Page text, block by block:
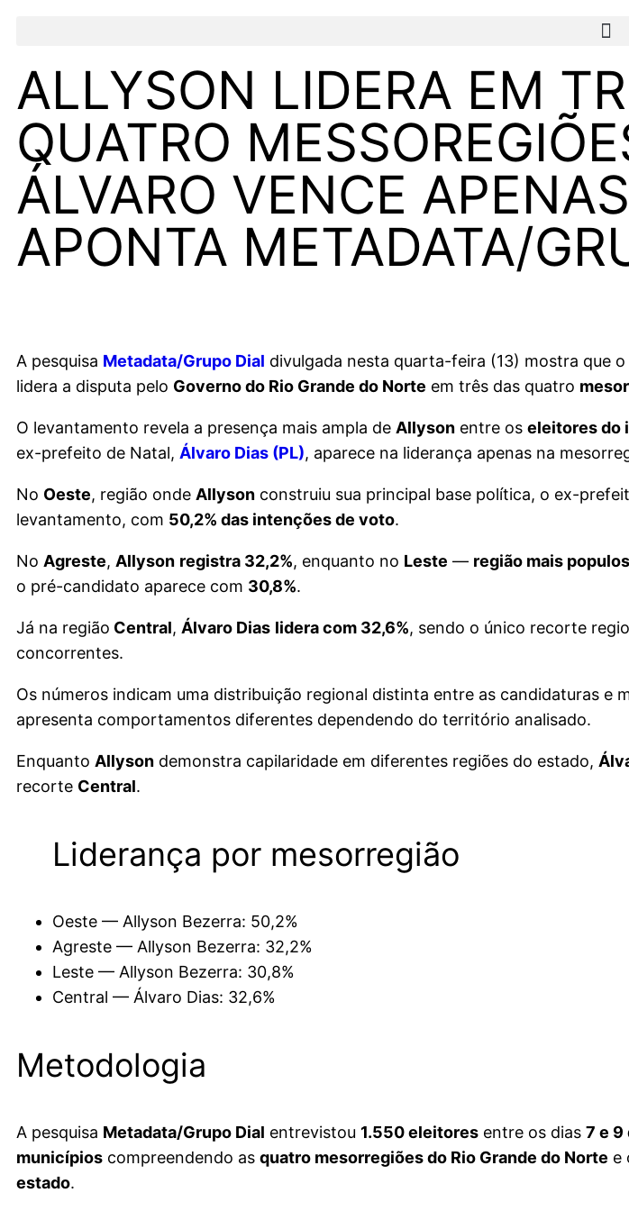
ALLYSON LIDERA EM
QUATRO
ÁLVARO VENCE
APONTA METADATA/
A pesquisa Metadata/Grupo Dial divulgada nesta quarta-feira (13) mostra que
lidera a disputa pelo Governo do Rio Grande do Norte em três das quatro
O levantamento revela a presença mais ampla de Allyson entre os eleitores do
ex-prefeito de Natal, Álvaro Dias (PL), aparece na liderança apenas na
No Oeste, região onde Allyson construiu sua principal base política, o ex-
levantamento, com 50,2% das intenções de voto.
No Agreste, Allyson registra 32,2%, enquanto no Leste — região mais
o pré-candidato aparece com 30,8%.
Já na região Central, Álvaro Dias lidera com 32,6%, sendo o único recorte
concorrentes.
Os números indicam uma distribuição regional distinta entre as candidaturas e
apresenta comportamentos diferentes dependendo do território analisado.
Enquanto Allyson demonstra capilaridade em diferentes regiões do estado,
recorte Central.
Liderança por mesorregião
Oeste — Allyson Bezerra: 50,2%
Agreste — Allyson Bezerra: 32,2%
Leste — Allyson Bezerra: 30,8%
Central — Álvaro Dias: 32,6%
Metodologia
A pesquisa Metadata/Grupo Dial entrevistou 1.550 eleitores entre os dias 7 e 9
municípios compreendendo as quatro mesorregiões do Rio Grande do Norte e
estado.